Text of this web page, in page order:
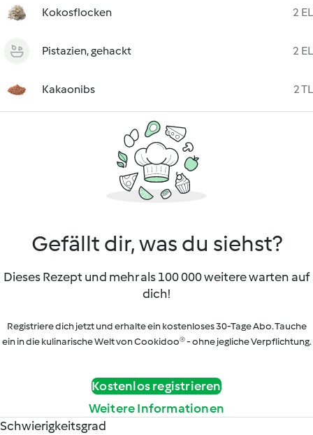
Kokosflocken 2 EL
Pistazien, gehackt 2 EL
Kakaonibs 2 TL
Gefällt dir, was du siehst?
Dieses Rezept und mehr als 100 000 weitere warten auf
dich!
Registriere dich jetzt und erhalte ein kostenloses 30-Tage Abo. Tauche
ein in die kulinarische Welt von Cookidoo® - ohne jegliche Verpflichtung.
Kostenlos registrieren
Weitere Informationen
Schwierigkeitsgrad